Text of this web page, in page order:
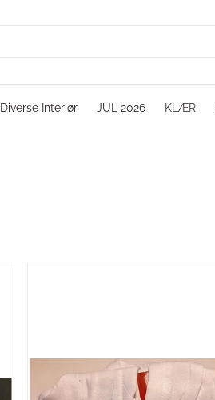
Diverse Interiør JUL 2026 KLÆR